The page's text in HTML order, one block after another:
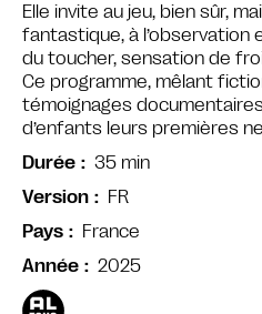
Elle invite au jeu, bien sûr,
fantastique, à l’observation
du toucher, sensation de
Ce programme, mêlant
témoignages
d’enfants leurs premières
Durée
35 min
Version
FR
Pays
France
Année
2025